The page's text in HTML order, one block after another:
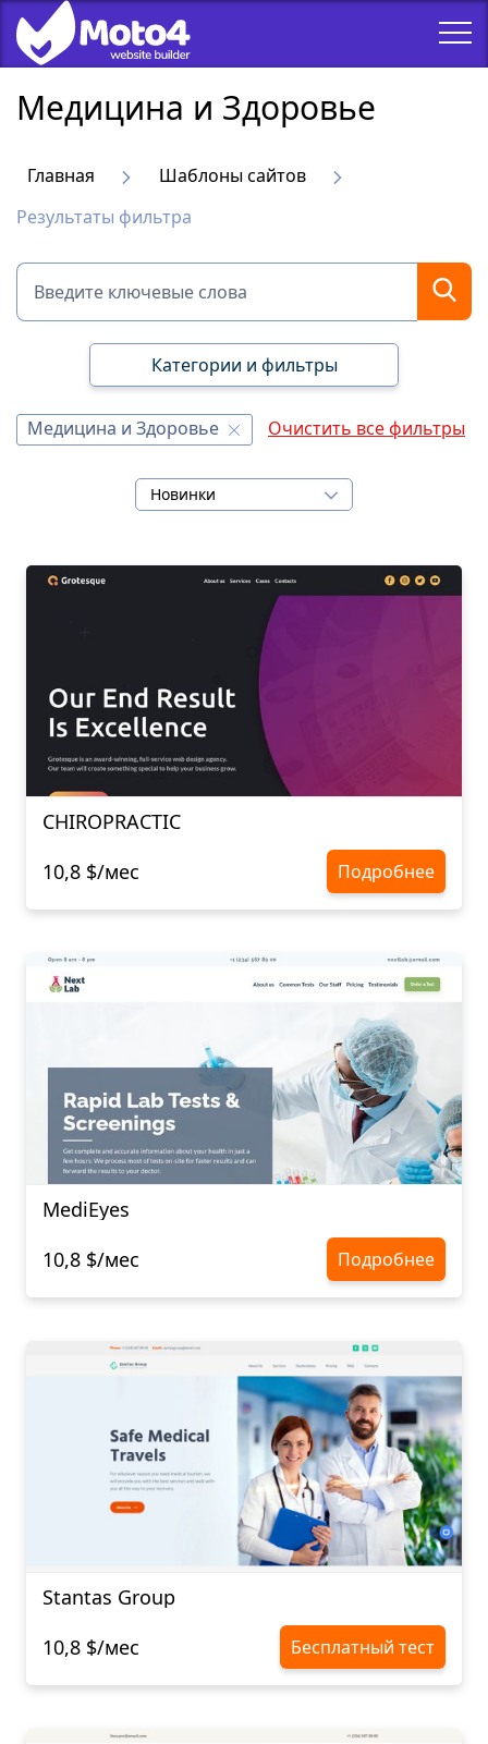
Медицина и Здоровье
Главная
Шаблоны сайтов
Результаты фильтра
Категории и фильтры
Медицина и Здоровье Очистить все фильтры
Новинки
CHIROPRACTIC
10,8 $/мес
Подробнее
MediEyes
10,8 $/мес
Подробнее
Stantas Group
10,8 $/мес
Бесплатный тест